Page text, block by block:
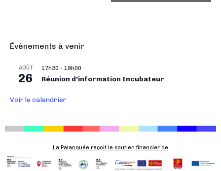
t
v
n
m
e
Évènements à venir
AOÛT
26
17h30 - 19h00
Réunion d’information Incubateur
Voir le calendrier
La Palanquée reçoit le soutien financier de